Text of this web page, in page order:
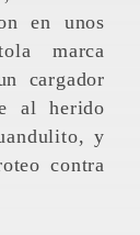
en unos
marca
cargador
al herido
y
contra